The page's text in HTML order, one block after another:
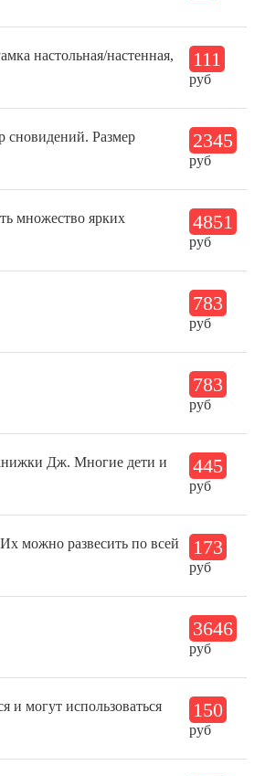
настольная/настенная,
111
руб
Размер
2345
руб
множество ярких
4851
руб
783
руб
783
руб
Дж. Многие дети и
445
руб
можно развесить по всей
173
руб
3646
руб
и могут использоваться
150
руб